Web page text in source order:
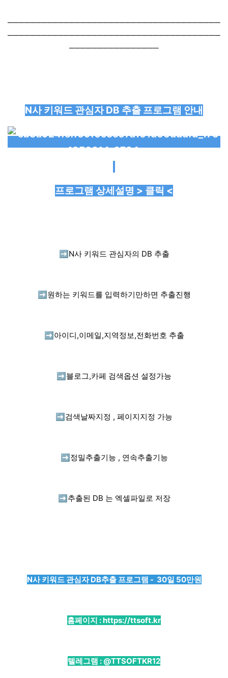
──────────────────────────────────────
──────────────────────────────────────
────────────────
N사 키워드 관심자 DB 추출 프로그램 안내
프로그램 상세설명 > 클릭 <
➡️ N사 키워드 관심자의 DB 추출
➡️ 원하는 키워드를 입력하기만하면 추출진행
➡️ 아이디,이메일,지역정보,전화번호 추출
➡️ 블로그,카페 검색옵션 설정가능
➡️ 검색날짜지정 , 페이지지정 가능
➡️ 정밀추출기능 , 연속추출기능
➡️ 추출된 DB 는 엑셀파일로 저장
N사 키워드 관심자 DB추출 프로그램 - 30일 50만원
홈페이지 :https://ttsoft.kr
텔레그램 : @TTSOFTKR12